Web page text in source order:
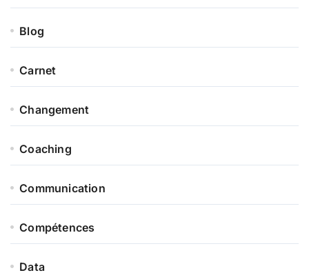
Blog
Carnet
Changement
Coaching
Communication
Compétences
Data